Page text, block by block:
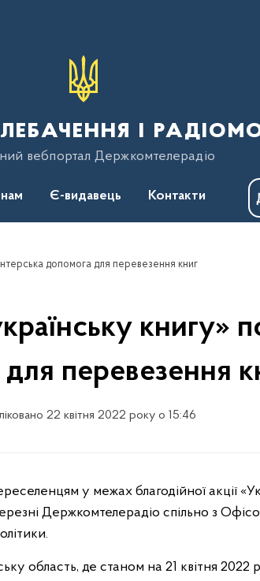
і
вебпортал Держкомтелерадіо
Є-видавець Контакти
допомога для перевезення книг
книгу»
перевезення
22 квітня 2022 року о 15:46
Держкомтелерадіо спільно з
область, де станом на 21 квітня